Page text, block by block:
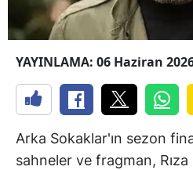
YAYINLAMA: 06 Haziran
Arka Sokaklar'ın sezon
sahneler ve fragman,